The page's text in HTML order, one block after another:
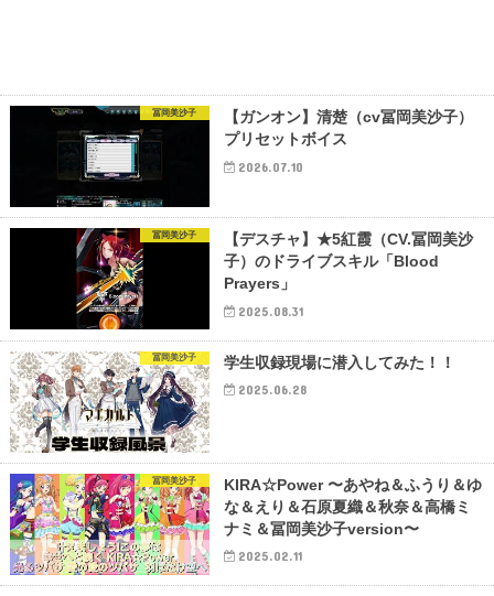
冨岡美沙子
【ガンオン】清楚（cv冨岡美沙子）
プリセットボイス
2026.07.10
冨岡美沙子
【デスチャ】★5紅霞（CV.冨岡美沙
子）のドライブスキル「Blood
Prayers」
2025.08.31
冨岡美沙子 学生収録現場に潜入してみた！！
2025.06.28
冨岡美沙子
KIRA☆Power 〜あやね＆ふうり＆ゆ
な＆えり＆石原夏織＆秋奈＆高橋ミ
ナミ＆冨岡美沙子version〜
2025.02.11